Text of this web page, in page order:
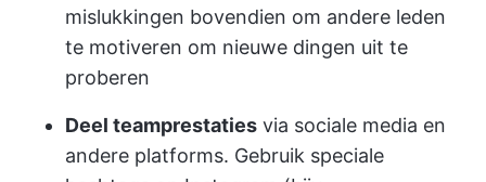
mislukkingen bovendien om andere leden
te motiveren om nieuwe dingen uit te
proberen
Deel teamprestaties via sociale media en
andere platforms. Gebruik speciale